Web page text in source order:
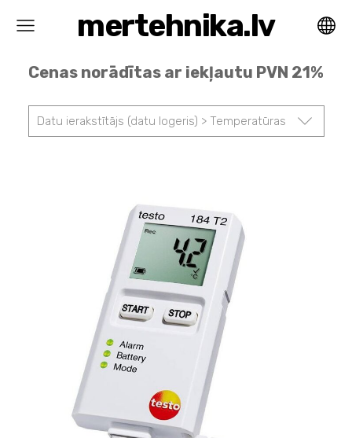
mertehnika.lv
Cenas norādītas ar iekļautu PVN 21%
Datu ierakstītājs (datu logeris) > Temperatūras